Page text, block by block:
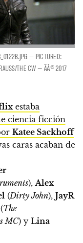
— PICTURED:
THE CW — ÃÂ© 2017
estaba
ciencia ficción
Katee Sackhoff
caras acaban de
),Alex
(Dirty John), JayR
(The
MC) y Lina